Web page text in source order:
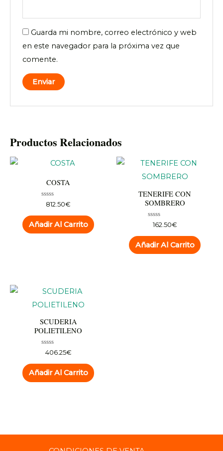
Guarda mi nombre, correo electrónico y web
en este navegador para la próxima vez que
comente.
Productos Relacionados
COSTA
Valorado
con
0
de
5
812.50€
Añadir Al Carrito
TENERIFE CON
SOMBRERO
Valorado
con
0
de
5
162.50€
Añadir Al Carrito
SCUDERIA
POLIETILENO
Valorado
0
de
5
406.25€
Añadir Al Carrito